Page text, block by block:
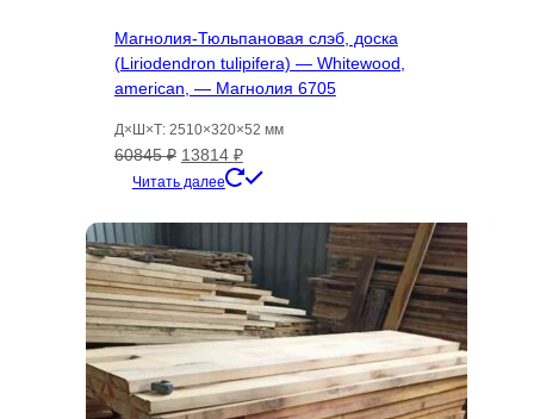
Магнолия-Тюльпановая слэб, доска
(Liriodendron tulipifera) — Whitewood,
american, — Магнолия 6705
Д×Ш×Т: 2510×320×52 мм
60845₽ Первоначальная
цена
13814 ₽Текущая
цена:
Читать далее